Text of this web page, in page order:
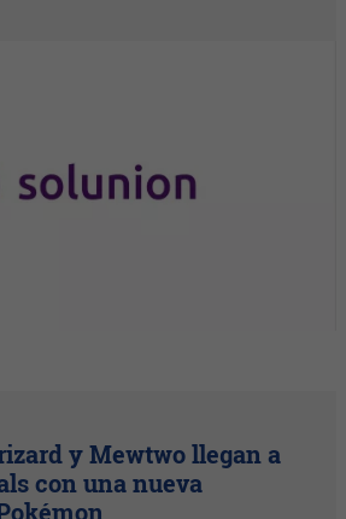
y Mewtwo llegan a
con una nueva